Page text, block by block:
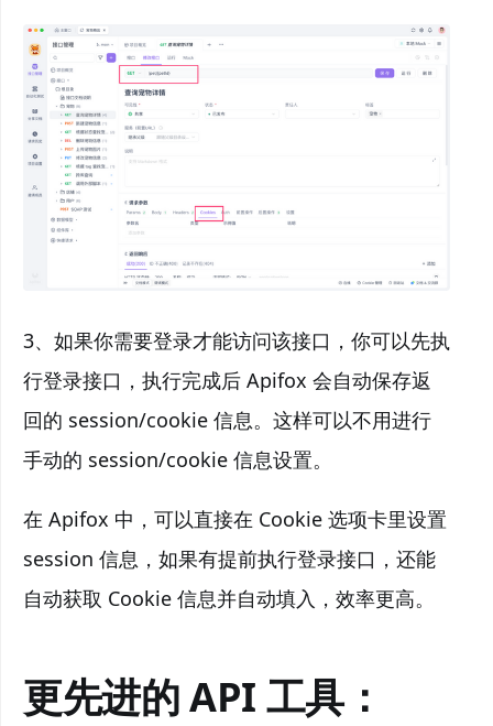
3、如果你需要登录才能访问该接口，你可以先执
行登录接口，执行完成后 Apifox 会自动保存返
回的 session/cookie 信息。这样可以不用进行
手动的 session/cookie 信息设置。
在 Apifox 中，可以直接在 Cookie 选项卡里设置
session 信息，如果有提前执行登录接口，还能
自动获取 Cookie 信息并自动填入，效率更高。
更先进的 API 工具：